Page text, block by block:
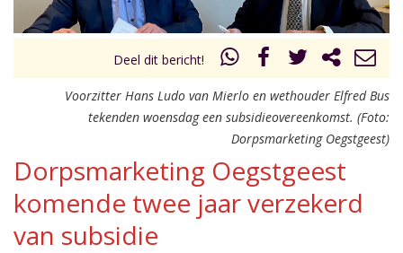
Deel dit bericht!
Voorzitter Hans Ludo van Mierlo en wethouder Elfred Bus
tekenden woensdag een subsidieovereenkomst. (Foto:
Dorpsmarketing Oegstgeest)
Dorpsmarketing Oegstgeest
komende twee jaar verzekerd
van subsidie